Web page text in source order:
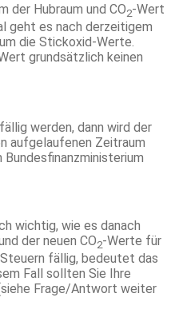
der Hubraum und CO2-Wert
geht es nach derzeitigem
die Stickoxid-Werte.
grundsätzlich keinen
werden, dann wird der
aufgelaufenen Zeitraum
wichtig, wie es danach
der neuen CO2-Werte für
fällig, bedeutet das
Fall sollten Sie Ihre
Frage/Antwort weiter